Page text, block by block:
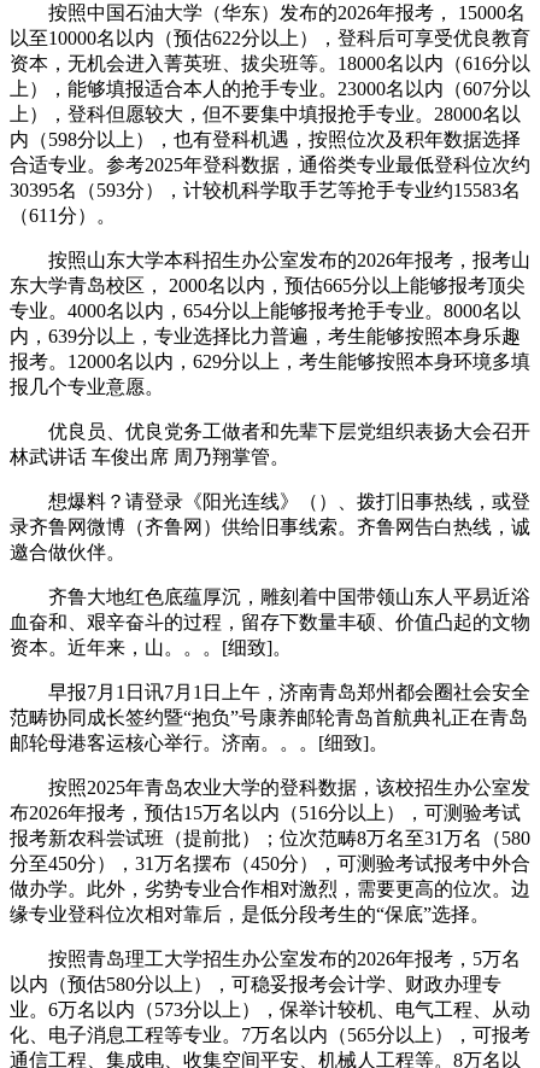
按照中国石油大学（华东）发布的2026年报考， 15000名
以至10000名以内（预估622分以上），登科后可享受优良教育
资本，无机会进入菁英班、拔尖班等。18000名以内（616分以
上），能够填报适合本人的抢手专业。23000名以内（607分以
上），登科但愿较大，但不要集中填报抢手专业。28000名以
内（598分以上），也有登科机遇，按照位次及积年数据选择
合适专业。参考2025年登科数据，通俗类专业最低登科位次约
30395名（593分），计较机科学取手艺等抢手专业约15583名
（611分）。
按照山东大学本科招生办公室发布的2026年报考，报考山
东大学青岛校区， 2000名以内，预估665分以上能够报考顶尖
专业。4000名以内，654分以上能够报考抢手专业。8000名以
内，639分以上，专业选择比力普遍，考生能够按照本身乐趣
报考。12000名以内，629分以上，考生能够按照本身环境多填
报几个专业意愿。
优良员、优良党务工做者和先辈下层党组织表扬大会召开
林武讲话 车俊出席 周乃翔掌管。
想爆料？请登录《阳光连线》（）、拨打旧事热线，或登
录齐鲁网微博（齐鲁网）供给旧事线索。齐鲁网告白热线，诚
邀合做伙伴。
齐鲁大地红色底蕴厚沉，雕刻着中国带领山东人平易近浴
血奋和、艰辛奋斗的过程，留存下数量丰硕、价值凸起的文物
资本。近年来，山。。。[细致]。
早报7月1日讯7月1日上午，济南青岛郑州都会圈社会安全
范畴协同成长签约暨“抱负”号康养邮轮青岛首航典礼正在青岛
邮轮母港客运核心举行。济南。。。[细致]。
按照2025年青岛农业大学的登科数据，该校招生办公室发
布2026年报考，预估15万名以内（516分以上），可测验考试
报考新农科尝试班（提前批）；位次范畴8万名至31万名（580
分至450分），31万名摆布（450分），可测验考试报考中外合
做办学。此外，劣势专业合作相对激烈，需要更高的位次。边
缘专业登科位次相对靠后，是低分段考生的“保底”选择。
按照青岛理工大学招生办公室发布的2026年报考，5万名
以内（预估580分以上），可稳妥报考会计学、财政办理专
业。6万名以内（573分以上），保举计较机、电气工程、从动
化、电子消息工程等专业。7万名以内（565分以上），可报考
通信工程、集成电、收集空间平安、机械人工程等。8万名以